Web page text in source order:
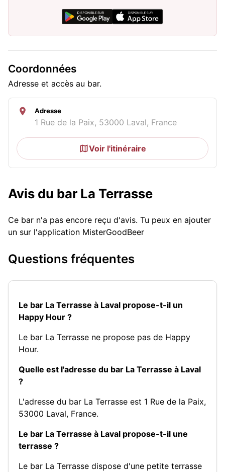
Coordonnées
Adresse et accès au bar.
Adresse
1 Rue de la Paix, 53000 Laval, France
Voir l'itinéraire
Avis du bar La Terrasse
Ce bar n'a pas encore reçu d'avis. Tu peux en ajouter
un sur l'application MisterGoodBeer
Questions fréquentes
Le bar La Terrasse à Laval propose-t-il un
Happy Hour ?
Le bar La Terrasse ne propose pas de Happy
Hour.
Quelle est l'adresse du bar La Terrasse à Laval
?
L'adresse du bar La Terrasse est 1 Rue de la Paix,
53000 Laval, France.
Le bar La Terrasse à Laval propose-t-il une
terrasse ?
Le bar La Terrasse dispose d'une petite terrasse